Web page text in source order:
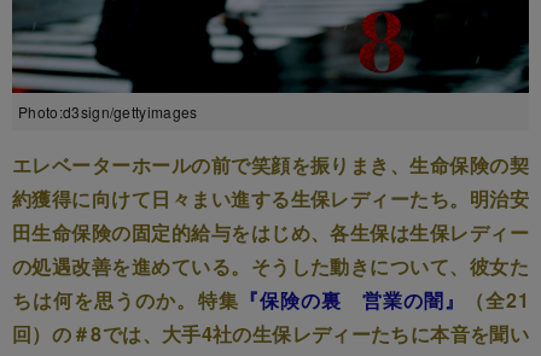
Photo:d3sign/gettyimages
エレベーターホールの前で笑顔を振りまき、生命保険の契
約獲得に向けて日々まい進する生保レディーたち。明治安
田生命保険の固定的給与をはじめ、各生保は生保レディー
の処遇改善を進めている。そうした動きについて、彼女た
ちは何を思うのか。特集 『保険の裏 営業の闇』
（全21
回）の＃8では、大手4社の生保レディーたちに本音を聞い